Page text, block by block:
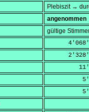
Plebiszit →
angenommen
gültige